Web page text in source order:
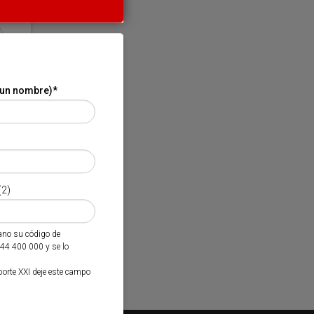
nombre)*
su código de
400 000 y se lo
XXI deje este campo